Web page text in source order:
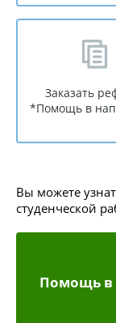
Заказать
*Помощь в
Вы можете
студенческой
Помощь в